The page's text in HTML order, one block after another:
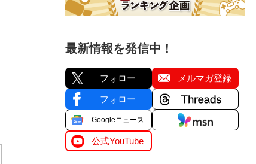
最新情報を発信中！
フォロー メルマガ登録
フォロー
Googleニュース
公式YouTube